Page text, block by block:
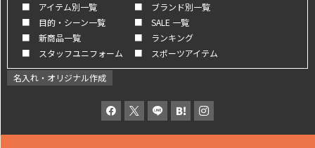
■ アイテム別一覧
■ ブランド別一覧
■ 目的・シーン一覧
■ SALE 一覧
■ 新商品一覧
■ ランキング
■ スタッフユニフォーム
■ スポーツアイテム
名入れ・オリジナル作成